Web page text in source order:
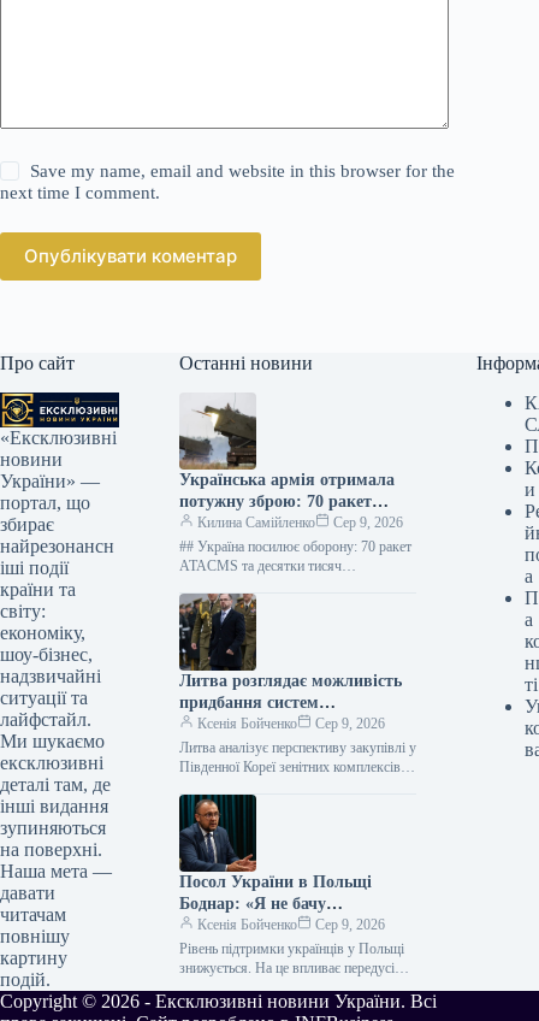
Save my name, email and website in this browser for the
next time I comment.
Опублікувати коментар
Про сайт
«Ексклюзивні
новини
України» —
портал, що
збирає
найрезонансн
іші події
країни та
світу:
економіку,
шоу-бізнес,
надзвичайні
ситуації та
лайфстайл.
Ми шукаємо
ексклюзивні
деталі там, де
інші видання
зупиняються
на поверхні.
Наша мета —
давати
читачам
повнішу
картину
подій.
Останні новини
Українська армія отримала
потужну зброю: 70 ракет
ATACMS з Туреччини
Килина Самійленко
Сер 9, 2026
## Україна посилює оборону: 70 ракет
ATACMS та десятки тисяч
зміцнення обороноздатності України
розраховуватиметься потужна
військова…
Литва розглядає можливість
придбання систем
протиповітряної оборони в
Південної Кореї.
Ксенія Бойченко
Сер 9, 2026
Литва аналізує перспективу закупівлі у
Південної Кореї зенітних комплексів
безпілотним літальним апаратам.
Можливість такого придбання…
Посол України в Польщі
Боднар: «Я не бачу
масштабного відтоку
українців із Польщі. Однак
такі настрої присутні»
Ксенія Бойченко
Сер 9, 2026
Рівень підтримки українців у Польщі
знижується. На це впливає передусім
денний. Про це повідомив в інтерв’ю
и
а
а
ті
Copyright © 2026 - Ексклюзивні новини України. Всі